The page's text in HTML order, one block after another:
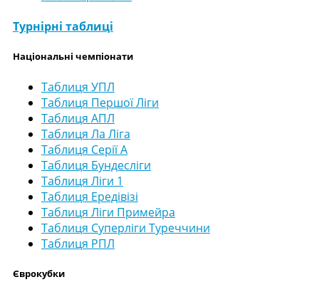
Турнірні таблиці
Національні чемпіонати
Таблиця УПЛ
Таблиця Першої Ліги
Таблиця АПЛ
Таблиця Ла Ліга
Таблиця Серії А
Таблиця Бундесліги
Таблиця Ліги 1
Таблиця Ередівізі
Таблиця Ліги Примейра
Таблиця Суперліги Туреччини
Таблиця РПЛ
Єврокубки